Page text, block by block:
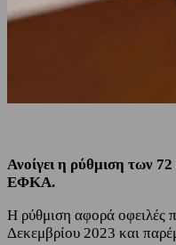
Ανοίγει η ρύθμιση των 72
ΕΦΚΑ.
Η ρύθμιση αφορά οφειλές
Δεκεμβρίου 2023 και